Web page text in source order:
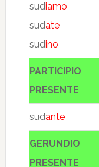
sudiamo
sudate
sudino
PARTICIPIO
PRESENTE
sudante
GERUNDIO
PRESENTE